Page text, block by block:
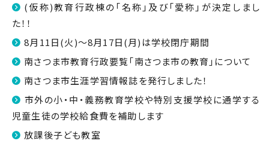
(仮称)教育行政棟の「名称」及び「愛称」が決定しまし
た！！
8月11日(火)～8月17日(月)は学校閉庁期間
南さつま市教育行政要覧「南さつま市の教育」について
南さつま市生涯学習情報誌を発行しました！
市外の小・中・義務教育学校や特別支援学校に通学する
児童生徒の学校給食費を補助します
放課後子ども教室